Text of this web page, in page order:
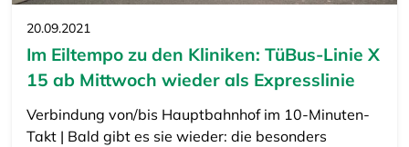
20.09.2021
Im Eiltempo zu den Kliniken: TüBus-Linie X
15 ab Mittwoch wieder als Expresslinie
Verbindung von/bis Hauptbahnhof im 10-Minuten-
Takt | Bald gibt es sie wieder: die besonders